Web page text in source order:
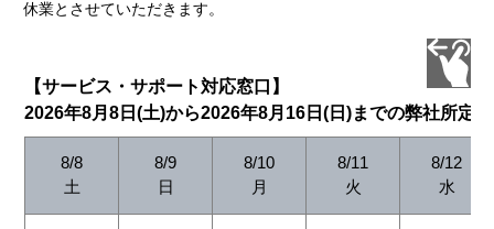
休業とさせていただきます。
【サービス・サポート対応窓口】
2026年8月8日(土)から2026年8月16日(日)までの弊社所定
8/8
土
8/9
日
8/10
月
8/11
火
8/12
水